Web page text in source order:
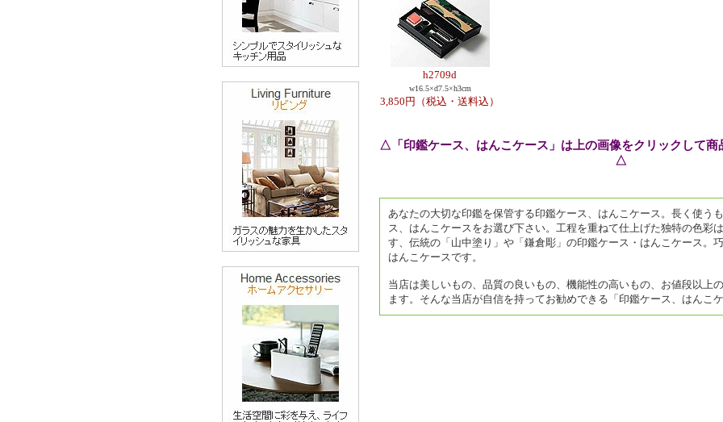
h2709d
w16.5×d7.5×h3cm
3,850円（税込・送料込）
△「印鑑ケース、はんこケース」は上の画像をクリックして商
△
あなたの大切な印鑑を保管する印鑑ケース、はんこケース。長く使う
ス、はんこケースをお選び下さい。工程を重ねて仕上げた独特の色彩
す、伝統の「山中塗り」や「鎌倉彫」の印鑑ケース・はんこケース。
はんこケースです。
当店は美しいもの、品質の良いもの、機能性の高いもの、お値段以上
ます。そんな当店が自信を持ってお勧めできる「印鑑ケース、はんこ